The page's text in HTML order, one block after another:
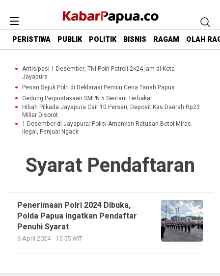
PERISTIWA PUBLIK POLITIK BISNIS RAGAM OLAH
Antisipasi 1 Desember, TNI Polri Patroli 2×24 jam di Kota
Jayapura
Pesan Sejuk Polri di Deklarasi Pemilu Ceria Tanah Papua
Gedung Perpustakaan SMPN 5 Sentani Terbakar
Hibah Pilkada Jayapura Cair 10 Persen, Deposit Kas Daerah Rp23
Miliar Disorot
1 Desember di Jayapura: Polisi Amankan Ratusan Botol Miras
Ilegal, Penjual Ngacir
Syarat Pendaftaran
Penerimaan Polri 2024 Dibuka,
Polda Papua Ingatkan Pendaftar
Penuhi Syarat
6 April 2024 - 15:55 WIT